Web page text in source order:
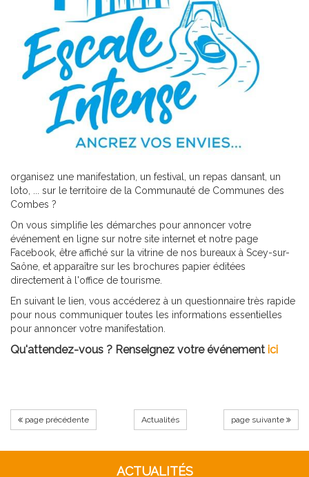
organisez une manifestation, un festival, un repas dansant, un
loto, ... sur le territoire de la Communauté de Communes des
Combes ?
On vous simplifie les démarches pour annoncer votre
événement en ligne sur notre site internet et notre page
Facebook, être affiché sur la vitrine de nos bureaux à Scey-sur-
Saône, et apparaître sur les brochures papier éditées
directement à l'office de tourisme.
En suivant le lien, vous accéderez à un questionnaire très rapide
pour nous communiquer toutes les informations essentielles
pour annoncer votre manifestation.
Qu'attendez-vous ? Renseignez votre événement ici
page précédente Actualités page suivante
ACTUALITÉS